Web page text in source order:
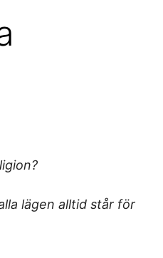
lägen alltid står för